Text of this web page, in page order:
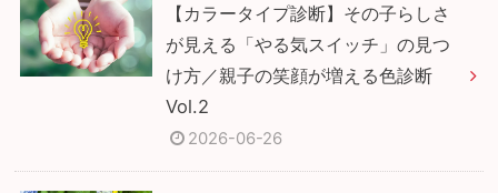
【カラータイプ診断】その子らしさ
が見える「やる気スイッチ」の見つ
け方／親子の笑顔が増える色診断
Vol.2
2026-06-26